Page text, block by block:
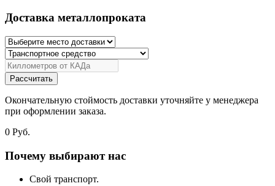
Доставка металлопроката
Рассчитать
Окончательную стоймость доставки уточняйте у менеджера
при оформлении заказа.
0 Руб.
Почему выбирают нас
Свой транспорт.